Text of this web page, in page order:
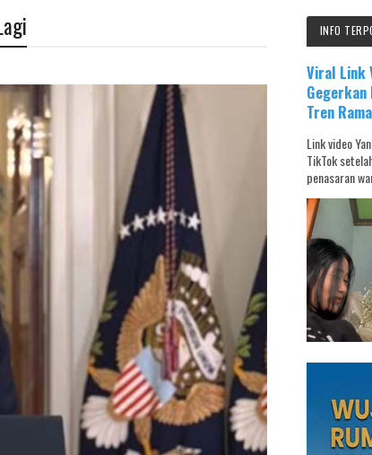
INFO
Viral Link
Gegerkan
Tren
Link video
TikTok
penasaran